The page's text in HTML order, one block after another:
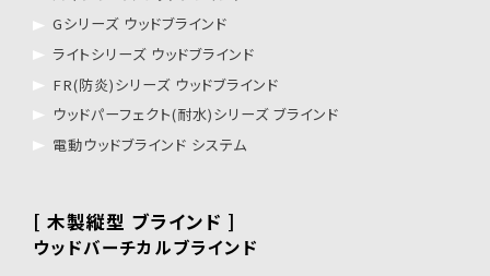
Gシリーズ ウッドブラインド
ライトシリーズ ウッドブラインド
FR(防炎)シリーズ ウッドブラインド
ウッドパーフェクト(耐水)シリーズ ブラインド
電動ウッドブラインド システム
[ 木製縦型 ブラインド ]
ウッドバーチカルブラインド